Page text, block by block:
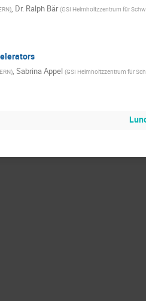
) Dr. Ralph Bär (GSI Helmholtzzentrum für
), Sabrina Appel (GSI Helmholtzzentrum für